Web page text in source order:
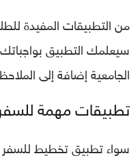
من التطبيقات المفيدة
سيعلمك التطبيق بواجباتك
الجامعية إضافة إلى
تطبيقات مهمة للسفر
سواء تطبيق تخطيط للسفر